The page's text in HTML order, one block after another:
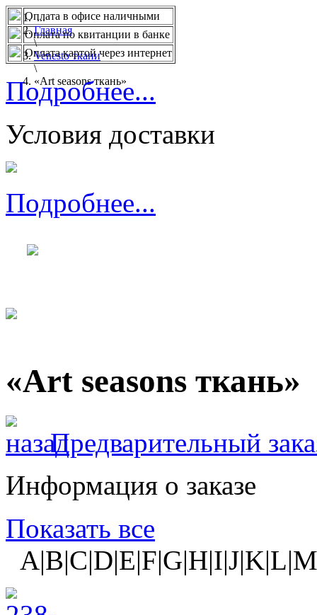
...
Главная
\
Venesto ткани
\
«Art seasons ткань»
Оплата в офисе наличными
Оплата по квитанции в банке
Оплата картой через интернет
Подробнее...
Условия доставки
Подробнее...
«Art seasons ткань»
Предварительный
Информация о заказе
Показать все